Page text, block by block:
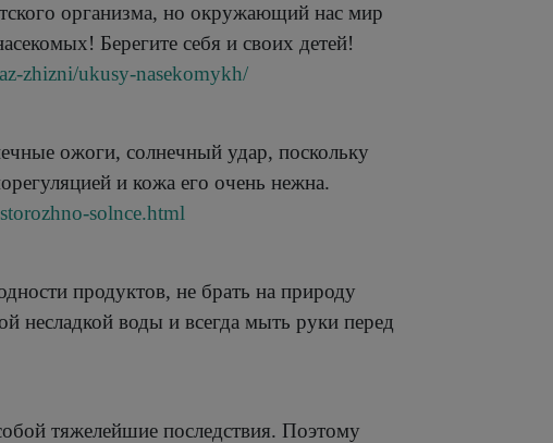
организма, но окружающий нас мир
Берегите себя и своих детей!
zhizni/ukusy-nasekomykh/
ожоги, солнечный удар, поскольку
и кожа его очень нежна.
solnce.html
продуктов, не брать на природу
несладкой воды и всегда мыть руки перед
тяжелейшие последствия. Поэтому